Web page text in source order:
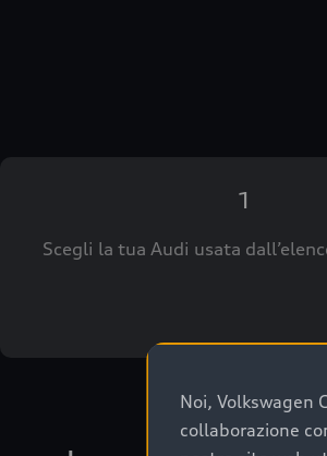
1
Scegli la tua Audi usata
Noi, Volkswagen
collaborazione